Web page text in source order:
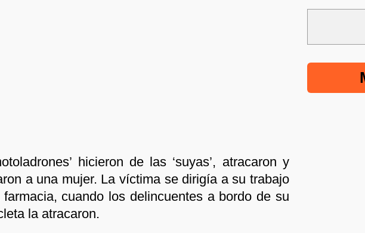
hicieron de las ‘suyas’, atracaron y
a una mujer. La víctima se dirigía a su trabajo
farmacia, cuando los delincuentes a bordo de su
la atracaron.